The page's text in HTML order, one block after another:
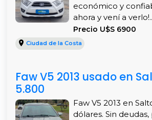
económico y
ahora y vení a
Precio U$S 6900
Ciudad de la Costa
Faw V5 2013 usado en
5.800
Faw V5 2013 en
dólares. Sin